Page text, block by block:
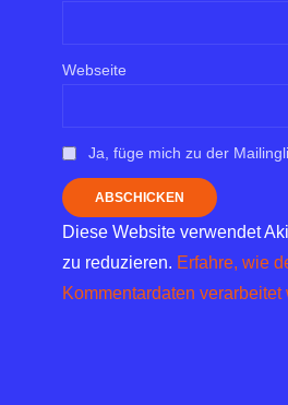
Webseite
Ja, füge mich zu der
Diese Website verwendet
zu reduzieren. Erfahre, wie
Kommentardaten verarbeitet